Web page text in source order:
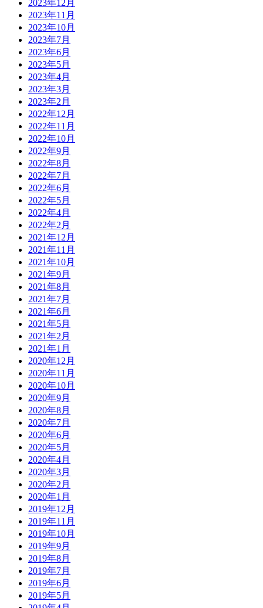
2023年12月
2023年11月
2023年10月
2023年7月
2023年6月
2023年5月
2023年4月
2023年3月
2023年2月
2022年12月
2022年11月
2022年10月
2022年9月
2022年8月
2022年7月
2022年6月
2022年5月
2022年4月
2022年2月
2021年12月
2021年11月
2021年10月
2021年9月
2021年8月
2021年7月
2021年6月
2021年5月
2021年2月
2021年1月
2020年12月
2020年11月
2020年10月
2020年9月
2020年8月
2020年7月
2020年6月
2020年5月
2020年4月
2020年3月
2020年2月
2020年1月
2019年12月
2019年11月
2019年10月
2019年9月
2019年8月
2019年7月
2019年6月
2019年5月